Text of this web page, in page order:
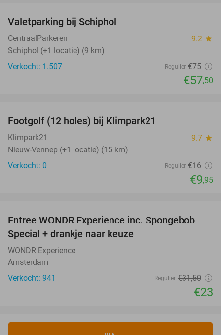
Valetparking bij Schiphol
CentraalParkeren 9.2 star
Schiphol (+1 locatie) (9 km)
Verkocht: 1.507
Regulier €75
€57,50
NEW
TODAY
Footgolf (12 holes) bij Klimpark21
Klimpark21 9.7 star
Nieuw-Vennep (+1 locatie) (15 km)
Verkocht: 0
Regulier €16
€9,95
27%
Entree WONDR Experience inc. Spongebob
Special + drankje naar keuze
WONDR Experience
Amsterdam
Verkocht: 941
Regulier €31,50
€23